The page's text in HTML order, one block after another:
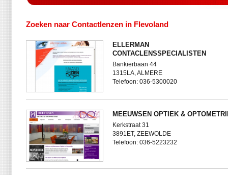
Zoeken naar Contactlenzen in Flevoland
ELLERMAN
CONTACLENSSPECIALISTEN
Bankierbaan 44
1315LA, ALMERE
Telefoon: 036-5300020
MEEUWSEN OPTIEK &
Kerkstraat 31
3891ET, ZEEWOLDE
Telefoon: 036-5223232